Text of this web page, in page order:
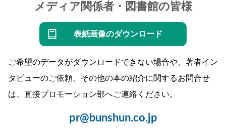
メディア関係者・図書館の皆様
表紙画像のダウンロード
ご希望のデータがダウンロードできない場合や、著者イン
タビューのご依頼、その他の本の紹介に関するお問合せ
は、直接プロモーション部へご連絡ください。
pr@bunshun.co.jp